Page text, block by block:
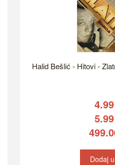
Halid Bešlić - Hitovi -
4.99
5.99
Dodaj